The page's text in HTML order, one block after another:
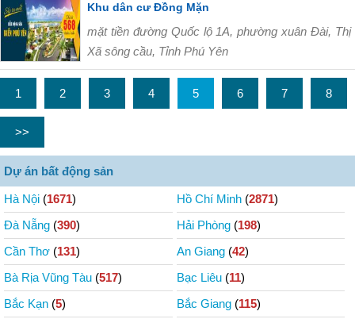
Khu dân cư Đồng Mặn
mặt tiền đường Quốc lộ 1A, phường xuân Đài, Thị
Xã sông cầu, Tỉnh Phú Yên
1 2 3 4 5 6 7 8
>>
Dự án bất động sản
Hà Nội (1671) Hồ Chí Minh(2871)
Đà Nẵng (390) Hải Phòng(198)
Cần Thơ (131) An Giang(42)
Bà Rịa Vũng Tàu (517) Bạc Liêu(11)
Bắc Kạn (5) Bắc Giang(115)